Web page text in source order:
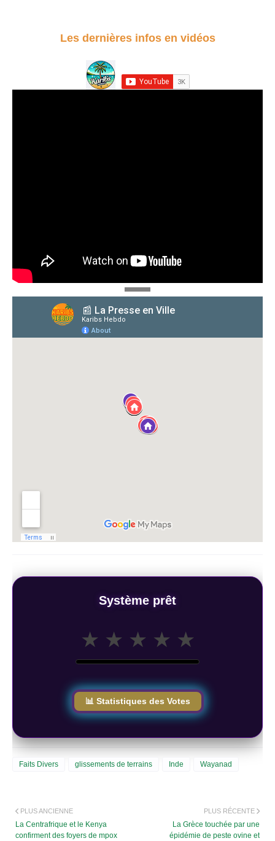
Les dernières infos en vidéos
Système prêt
★ ★ ★ ★ ★
📊 Statistiques des Votes
Faits Divers glissements de terrains Inde Wayanad
PLUS RÉCENTE
La Grèce touchée par une
épidémie de peste ovine et
PLUS ANCIENNE
La Centrafrique et le Kenya
confirment des foyers de mpox